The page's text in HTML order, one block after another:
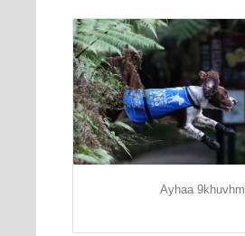
Ayhaa 9khuvhm